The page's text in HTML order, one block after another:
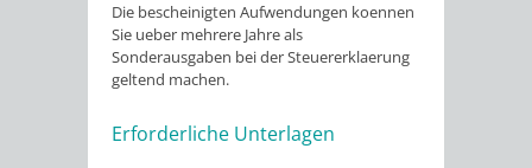
Die bescheinigten Aufwendungen koennen
Sie ueber mehrere Jahre als
Sonderausgaben bei der Steuererklaerung
geltend machen.
Erforderliche Unterlagen